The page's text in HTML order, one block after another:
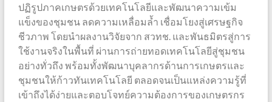
ปฏิรูปภาคเกษตรด้วยเทคโนโลยีและพัฒนาความเข้ม
แข็งของชุมชน ลดความเหลื่อมล้ำ เชื่อมโยงสู่เศรษฐกิจ
ชีวภาพ โดยนำผลงานวิจัยจาก สวทช. และพันธมิตรสู่การ
ใช้งานจริงในพื้นที่ ผ่านการถ่ายทอดเทคโนโลยีสู่ชุมชน
อย่างทั่วถึง พร้อมทั้งพัฒนาบุคลากรด้านการเกษตรและ
ชุมชนให้ก้าวทันเทคโนโลยี ตลอดจนเป็นแหล่งความรู้ที่
เข้าถึงได้ง่ายและตอบโจทย์ความต้องการของเกษตรกร